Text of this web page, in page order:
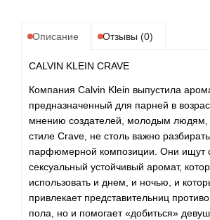
Описание Отзывы (0)
CALVIN KLEIN CRAVE
Компания Calvin Klein выпустила
предназначенный для парней в
мнению создателей, молодым
стиле Crave, не столь важно
парфюмерной композиции. Они ищут
сексуальный устойчивый аромат,
использовать и днем, и ночью, и
привлекает представительниц
пола, но и помогает «добиться»
Alyssa Ashley
American Crew
Amouage
Amouroud
Andre L'Arom